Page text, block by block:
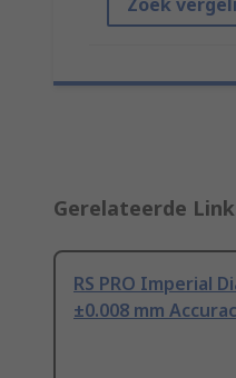
Gerelateerde
RS PRO Imperial
±0.008 mm